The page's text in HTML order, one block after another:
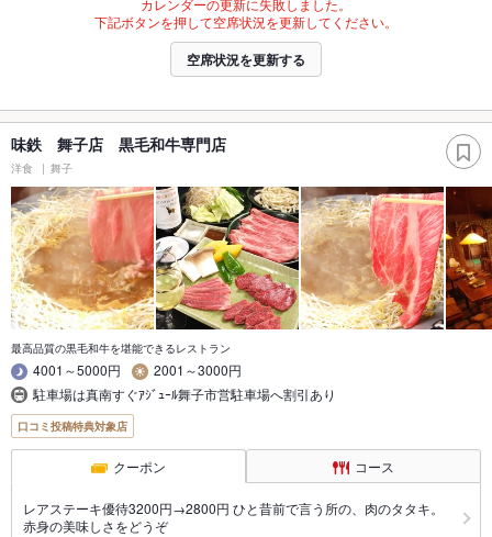
カレンダーの更新に失敗しました。
下記ボタンを押して空席状況を更新してください。
空席状況を更新する
味鉄 舞子店 黒毛和牛専門店
洋食 舞子
最高品質の黒毛和牛を堪能できるレストラン
4001～5000円
2001～3000円
駐車場は真南すぐｱｼﾞｭｰﾙ舞子市営駐車場へ割引あり
口コミ投稿特典対象店
クーポン コース
レアステーキ優待3200円→2800円 ひと昔前で言う所の、肉のタタキ。
赤身の美味しさをどうぞ